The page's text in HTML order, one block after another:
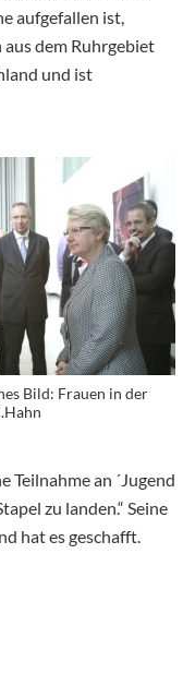
aufgefallen ist,
dem Ruhrgebiet
und ist
Bild: Frauen in der
Teilnahme an ´Jugend
zu landen.“ Seine
hat es geschafft.